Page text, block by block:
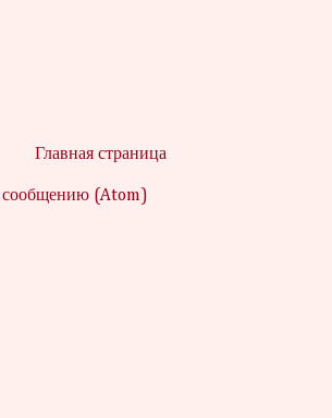
Главная страница
сообщению (Atom)